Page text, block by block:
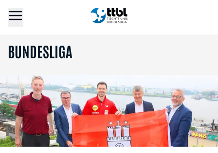
BUNDESLIGA